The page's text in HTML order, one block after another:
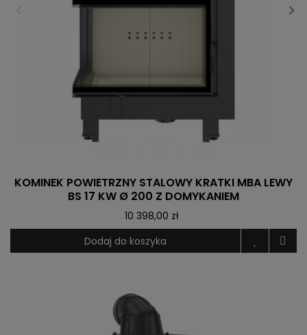
KOMINEK POWIETRZNY STALOWY KRATKI MBA LEWY
BS 17 KW Ø 200 Z DOMYKANIEM
10 398,00 zł
Dodaj do koszyka